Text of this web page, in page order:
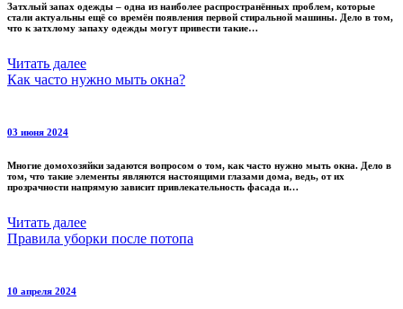
Затхлый запах одежды – одна из наиболее распространённых проблем, которые
стали актуальны ещё со времён появления первой стиральной машины. Дело в том,
что к затхлому запаху одежды могут привести такие…
Читать далее
Как часто нужно мыть окна?
03 июня 2024
Многие домохозяйки задаются вопросом о том, как часто нужно мыть окна. Дело в
том, что такие элементы являются настоящими глазами дома, ведь, от их
прозрачности напрямую зависит привлекательность фасада и…
Читать далее
Правила уборки после потопа
10 апреля 2024